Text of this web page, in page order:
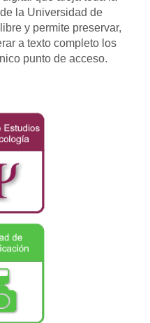
la Universidad de
y permite preservar,
a texto completo los
punto de acceso.